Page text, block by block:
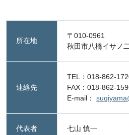
所在地
〒010-0961
秋田市八橋イサノ
連絡先
TEL：018-862-
FAX：018-862-
E-mail：
代表者 七山 慎一